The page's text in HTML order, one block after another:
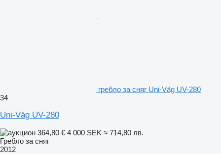
гребло за сняг Uni-Väg UV-280
34
Uni-Väg UV-280
364,80 € 4 000 SEK ≈ 714,80 лв.
Гребло за сняг
2012